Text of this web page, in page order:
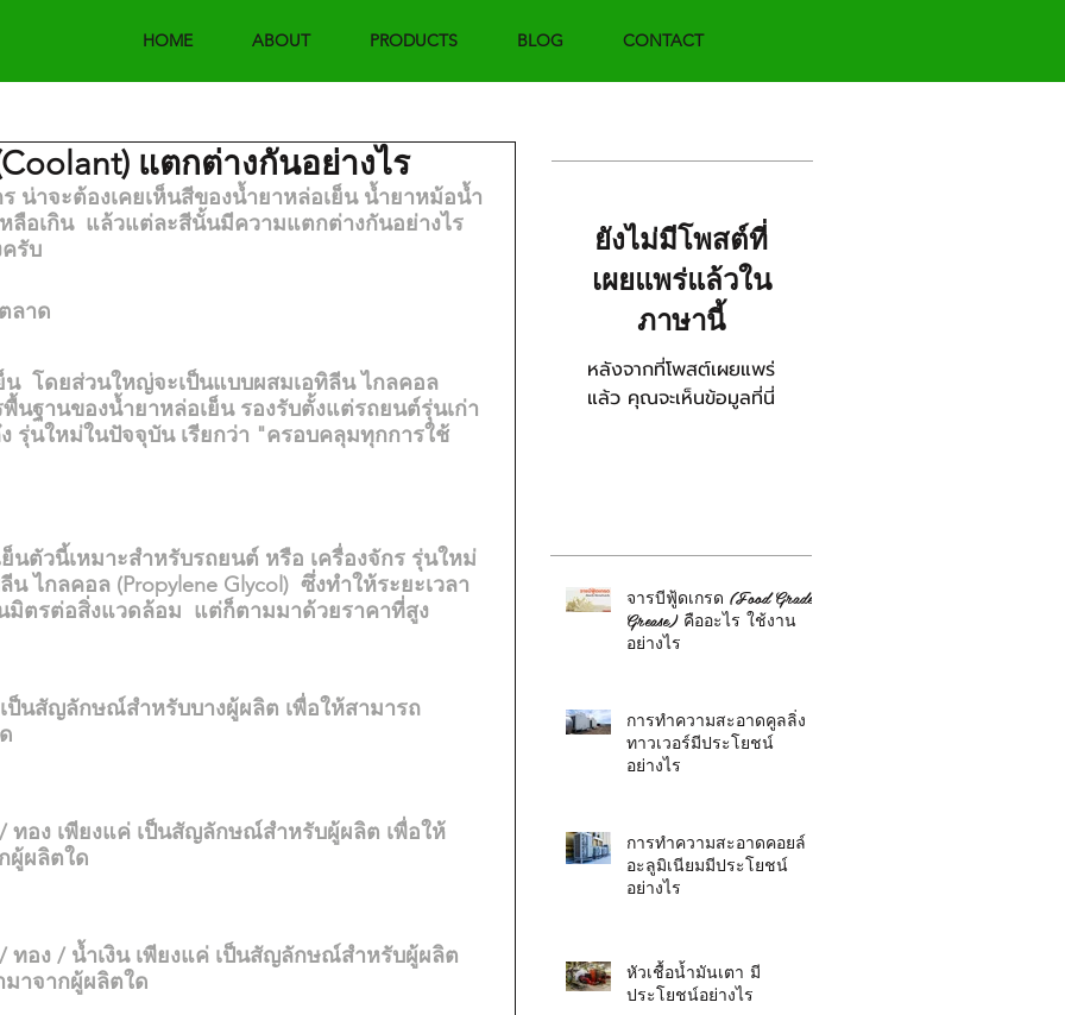
HOME ABOUT PRODUCTS BLOG CONTACT
แตกต่างกันอย่างไร
น่าจะต้องเคยเห็นสีของน้ำยาหล่อเย็น น้ำยาหม้อน้ำ
ลือเกิน  แล้วแต่ละสีนั้นมีความแตกต่างกันอย่างไร
รับ
ลาด
น  โดยส่วนใหญ่จะเป็นแบบผสมเอทิลีน ไกลคอล
พื้นฐานของน้ำยาหล่อเย็น รองรับตั้งแต่รถยนต์รุ่นเก่า
รุ่นใหม่ในปัจจุบัน เรียกว่า "ครอบคลุมทุกการใช้
นตัวนี้เหมาะสำหรับรถยนต์ หรือ เครื่องจักร รุ่นใหม่
ไกลคอล (Propylene Glycol)  ซึ่งทำให้ระยะเวลา
มิตรต่อสิ่งแวดล้อม  แต่ก็ตามมาด้วยราคาที่สูง
ป็นสัญลักษณ์สำหรับบางผู้ผลิต เพื่อให้สามารถ
ทอง เพียงแค่ เป็นสัญลักษณ์สำหรับผู้ผลิต เพื่อให้
ผู้ผลิตใด
ทอง / น้ำเงิน เพียงแค่ เป็นสัญลักษณ์สำหรับผู้ผลิต
มาจากผู้ผลิตใด
ยังไม่มีโพสต์ที่
เผยแพร่แล้วใน
ภาษานี้
หลังจากที่โพสต์เผยแพร่
แล้ว คุณจะเห็นข้อมูลที่นี่
จารบีฟู้ดเกรด (Food Grade
Grease) คืออะไร ใช้งาน
อย่างไร
การทำความสะอาดคูลลิ่ง
ทาวเวอร์มีประโยชน์
อย่างไร
การทำความสะอาดคอยล์
อะลูมิเนียมมีประโยชน์
อย่างไร
หัวเชื้อน้ำมันเตา มี
ประโยชน์อย่างไร